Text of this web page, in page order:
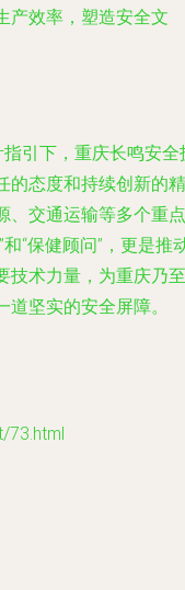
产效率，塑造安全文
引下，重庆长鸣安全
的态度和持续创新的精
、交通运输等多个重点
“保健顾问”，更是推
技术力量，为重庆乃至
坚实的安全屏障。
73.html